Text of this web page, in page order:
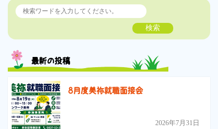
検索
最新の投稿
8月度美祢就職面接会
2026年7月31日